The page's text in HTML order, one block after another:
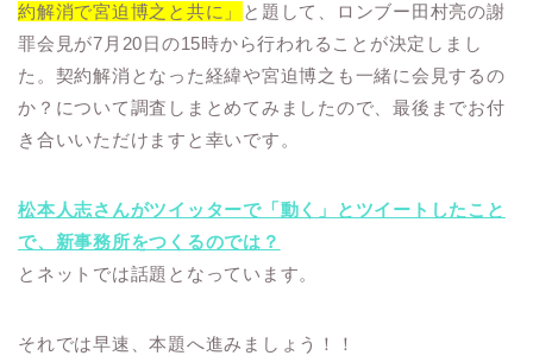
約解消で宮迫博之と共に」
と題して、ロンブー田村亮の謝
罪会見が7月20日の15時から行われることが決定しまし
た。契約解消となった経緯や宮迫博之も一緒に会見するの
か？について調査しまとめてみましたので、最後までお付
き合いいただけますと幸いです。
松本人志さんがツイッターで「動く」とツイートしたこと
で、新事務所をつくるのでは？
とネットでは話題となっています。
それでは早速、本題へ進みましょう！！